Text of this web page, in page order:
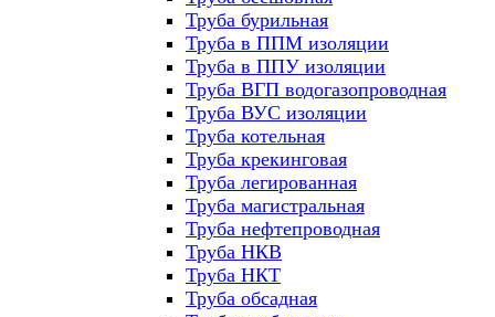
Труба бурильная
Труба в ППМ изоляции
Труба в ППУ изоляции
Труба ВГП водогазопроводная
Труба ВУС изоляции
Труба котельная
Труба крекинговая
Труба легированная
Труба магистральная
Труба нефтепроводная
Труба НКВ
Труба НКТ
Труба обсадная